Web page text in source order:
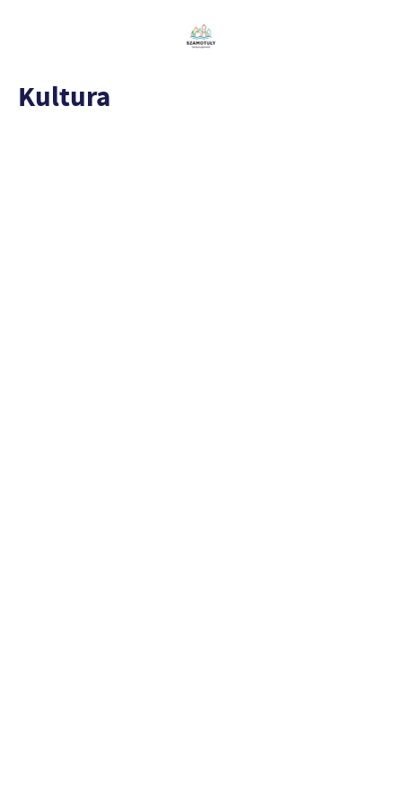
Kultura